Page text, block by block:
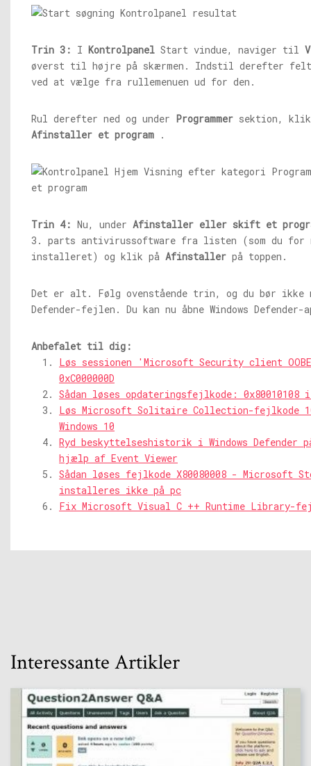
Trin 3: I Kontrolpanel Start vindue, naviger til
øverst til højre på skærmen. Indstil derefter
ved at vælge fra rullemenuen ud for den.
Rul derefter ned og under Programmer sektion,
Afinstaller et program .
Trin 4: Nu, under Afinstaller eller skift et
3. parts antivirussoftware fra listen (som du for
installeret) og klik på Afinstaller på toppen.
Det er alt. Følg ovenstående trin, og du bør ikke
Defender-fejlen. Du kan nu åbne Windows Defender-
Anbefalet til dig:
Løs sessionen 'Microsoft Security client
0xC000000D
Sådan løses opdateringsfejlkode: 0x80010108 i
Løs Microsoft Solitaire Collection-fejlkode
Windows 10
Ryd beskyttelseshistorik i Windows Defender
hjælp af Event Viewer
Sådan løses fejlkode X80080008 - Microsoft
installeres ikke på pc
Fix Microsoft Visual C ++ Runtime Library-
Interessante Artikler